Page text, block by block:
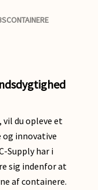
vil du opleve et
og innovative
Supply har i
sig indenfor at
af containere.